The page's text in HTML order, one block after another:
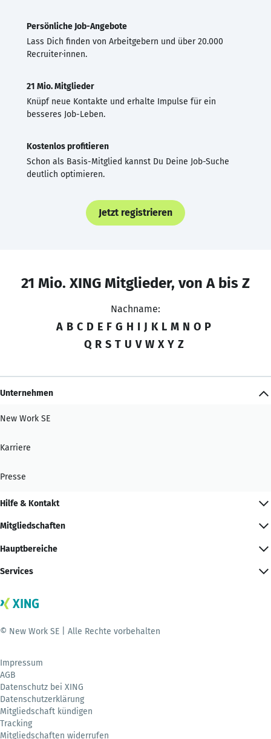
Persönliche Job-Angebote
Lass Dich finden von Arbeitgebern und über 20.000
Recruiter·innen.
21 Mio. Mitglieder
Knüpf neue Kontakte und erhalte Impulse für ein
besseres Job-Leben.
Kostenlos profitieren
Schon als Basis-Mitglied kannst Du Deine Job-Suche
deutlich optimieren.
Jetzt registrieren
21 Mio. XING Mitglieder, von A bis Z
Nachname:
A B C D E F G H I J K L M N O P
Q R S T U V W X Y Z
Unternehmen
New Work SE
Karriere
Presse
Hilfe & Kontakt
Mitgliedschaften
Hauptbereiche
Services
© New Work SE | Alle Rechte vorbehalten
Impressum
AGB
Datenschutz bei XING
Datenschutzerklärung
Mitgliedschaft kündigen
Tracking
Mitgliedschaften widerrufen